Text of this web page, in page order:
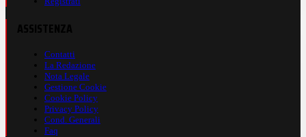
Contatti
La Redazione
Nota Legale
Gestione Cookie
Cookie Policy
Privacy Policy
Cond. Generali
Faq